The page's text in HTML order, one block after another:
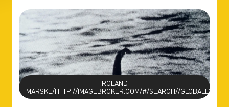
ROLAND
MARSKE/HTTP://IMAGEBROKER.COM/#/SEARCH//